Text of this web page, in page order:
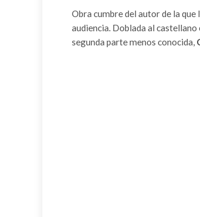
Obra cumbre del autor de la
audiencia. Doblada al
segunda parte menos conocida,